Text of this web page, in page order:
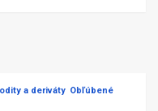
a deriváty Obľúbené